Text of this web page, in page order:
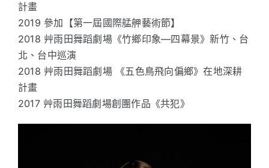
計畫
2019 參加【第一屆國際艋舺藝術節】
2018 艸雨田舞蹈劇場《竹鄉印象—四幕景》新竹、台
北、台中巡演
2018 艸雨田舞蹈劇場 《五色鳥飛向偏鄉》在地深耕
計畫
2017 艸雨田舞蹈劇場創團作品《共犯》